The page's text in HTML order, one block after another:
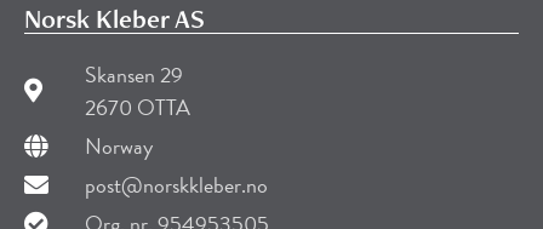
Norsk Kleber AS
Skansen 29
2670 OTTA
Norway
post@norskkleber.no